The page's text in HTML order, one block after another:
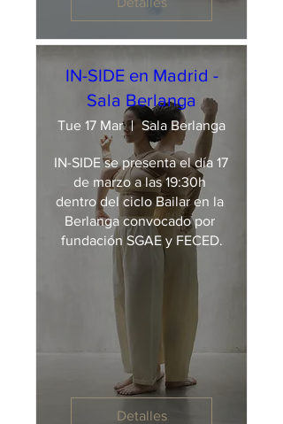
IN-SIDE en Madrid -
Sala Berlanga
Tue 17 Mar Sala Berlanga
IN-SIDE se presenta el día 17
de marzo a las 19:30h
dentro del ciclo Bailar en la
Berlanga convocado por
fundación SGAE y FECED.
Detalles